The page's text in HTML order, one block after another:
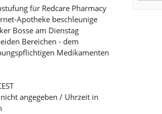
für Redcare Pharmacy
Apotheke beschleunige
Bosse am Dienstag
Bereichen - dem
Medikamenten
angegeben / Uhrzeit in